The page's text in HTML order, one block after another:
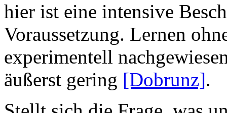
hier ist eine intensive
Voraussetzung. Lernen
experimentell
äußerst gering [Dobrunz].